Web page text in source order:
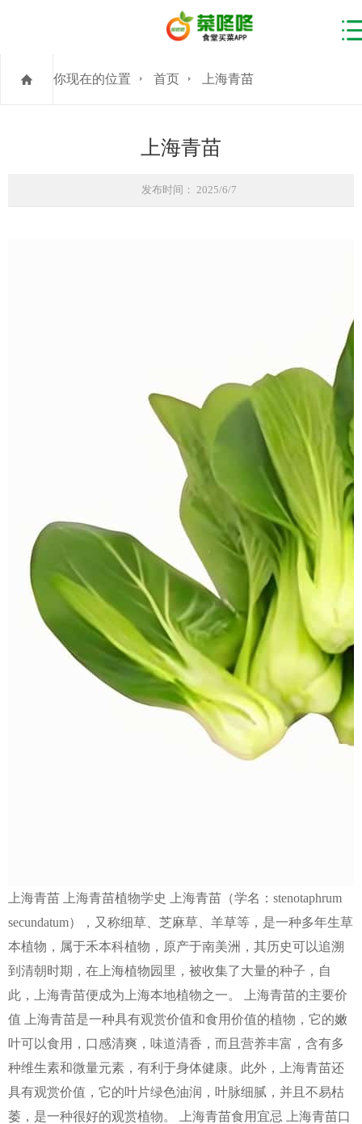
你现在的位置 首页 上海青苗
上海青苗
发布时间： 2025/6/7
上海青苗 上海青苗植物学史 上海青苗（学名：stenotaphrum
secundatum），又称细草、芝麻草、羊草等，是一种多年生草
本植物，属于禾本科植物，原产于南美洲，其历史可以追溯
到清朝时期，在上海植物园里，被收集了大量的种子，自
此，上海青苗便成为上海本地植物之一。 上海青苗的主要价
值 上海青苗是一种具有观赏价值和食用价值的植物，它的嫩
叶可以食用，口感清爽，味道清香，而且营养丰富，含有多
种维生素和微量元素，有利于身体健康。此外，上海青苗还
具有观赏价值，它的叶片绿色油润，叶脉细腻，并且不易枯
萎，是一种很好的观赏植物。 上海青苗食用宜忌 上海青苗口